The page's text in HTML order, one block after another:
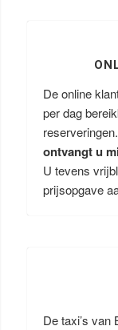
De online
per dag
reserveringen.
ontvangt u
U tevens
prijsopgave
De taxi’s van